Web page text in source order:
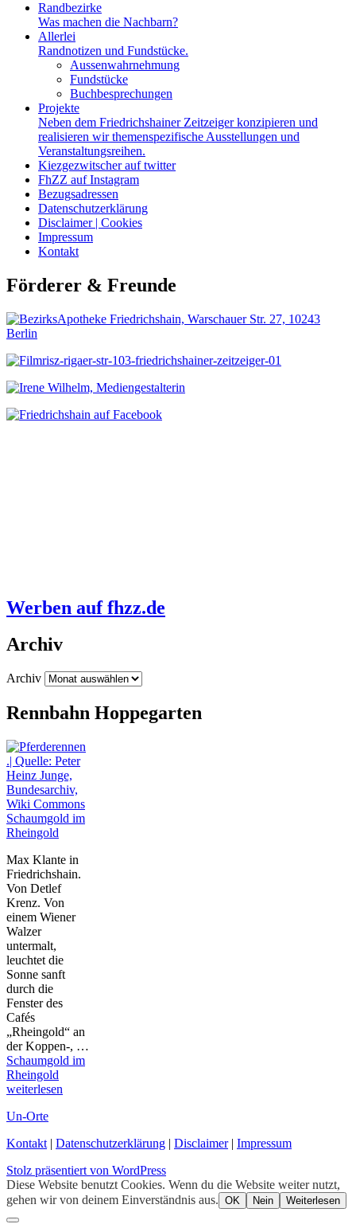
Randbezirke
Was machen die Nachbarn?
Allerlei
Randnotizen und Fundstücke.
Aussenwahrnehmung
Fundstücke
Buchbesprechungen
Projekte
Neben dem Friedrichshainer Zeitzeiger konzipieren und
realisieren wir themenspezifische Ausstellungen und
Veranstaltungsreihen.
Kiezgezwitscher auf twitter
FhZZ auf Instagram
Bezugsadressen
Datenschutzerklärung
Disclaimer | Cookies
Impressum
Kontakt
Förderer & Freunde
Werben auf fhzz.de
Archiv
Archiv
Rennbahn Hoppegarten
Schaumgold im
Rheingold
Max Klante in
Friedrichshain.
Von Detlef
Krenz. Von
einem Wiener
Walzer
untermalt,
leuchtet die
Sonne sanft
durch die
Fenster des
Cafés
„Rheingold“ an
der Koppen-, …
Schaumgold im
Rheingold
weiterlesen
Un-Orte
Kontakt | Datenschutzerklärung | Disclaimer| Impressum
Stolz präsentiert von WordPress
Diese Website benutzt Cookies. Wenn du die Website weiter nutzt,
gehen wir von deinem Einverständnis aus. OK Nein Weiterlesen